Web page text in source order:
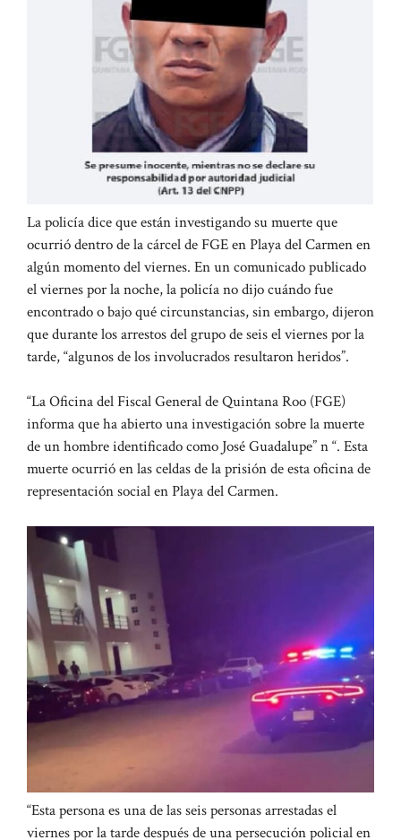
La policía dice que están investigando su muerte que
ocurrió dentro de la cárcel de FGE en Playa del Carmen en
algún momento del viernes. En un comunicado publicado
el viernes por la noche, la policía no dijo cuándo fue
encontrado o bajo qué circunstancias, sin embargo, dijeron
que durante los arrestos del grupo de seis el viernes por la
tarde, “algunos de los involucrados resultaron heridos”.
“La Oficina del Fiscal General de Quintana Roo (FGE)
informa que ha abierto una investigación sobre la muerte
de un hombre identificado como José Guadalupe” n “. Esta
muerte ocurrió en las celdas de la prisión de esta oficina de
representación social en Playa del Carmen.
“Esta persona es una de las seis personas arrestadas el
viernes por la tarde después de una persecución policial en